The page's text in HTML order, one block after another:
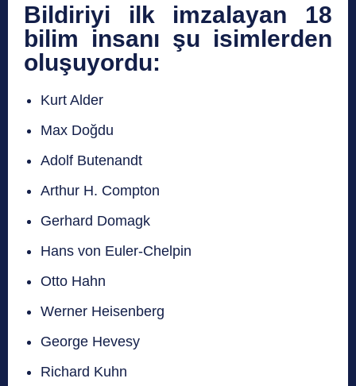
Bildiriyi ilk imzalayan 18
bilim insanı şu isimlerden
oluşuyordu:
Kurt Alder
Max Doğdu
Adolf Butenandt
Arthur H. Compton
Gerhard Domagk
Hans von Euler-Chelpin
Otto Hahn
Werner Heisenberg
George Hevesy
Richard Kuhn